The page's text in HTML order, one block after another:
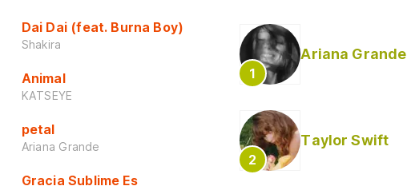
Dai Dai (feat. Burna Boy)
Shakira
Animal
KATSEYE
petal
Ariana Grande
Gracia Sublime Es
Ariana Grande
Taylor Swift